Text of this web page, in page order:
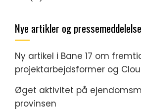
Nye artikler og
Ny artikel i Bane 17 om
projektarbejdsformer og
Øget aktivitet på
provinsen